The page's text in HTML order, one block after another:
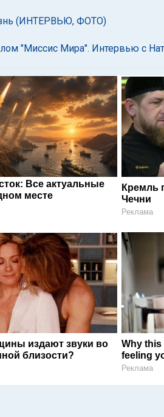
(ИНТЕРВЬЮ, ФОТО)
"Миссис Мира". Интервью с
Все актуальные
месте
Кремль
Чечни
Реклама
издают звуки во
близости?
Why
feeling
Реклама